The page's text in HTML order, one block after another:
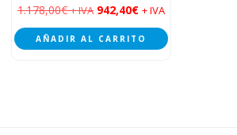
1.178,00€ + IVA 942,40€ + IVA
AÑADIR AL CARRITO